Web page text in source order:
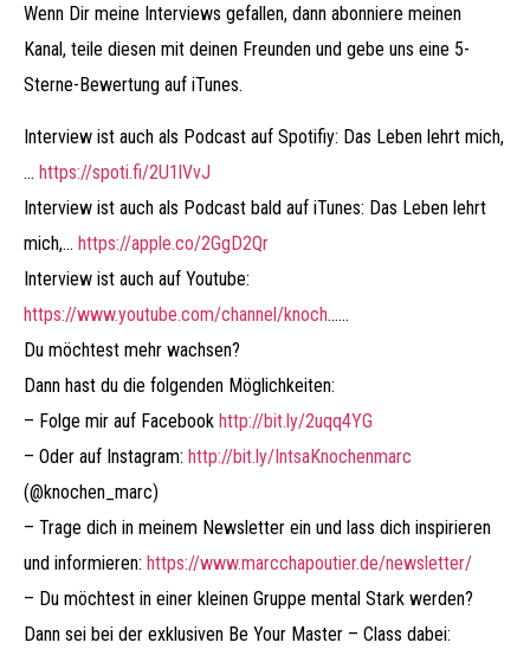
Wenn Dir meine Interviews gefallen, dann abonniere meinen
Kanal, teile diesen mit deinen Freunden und gebe uns eine 5-
Sterne-Bewertung auf iTunes.
Interview ist auch als Podcast auf Spotifiy: Das Leben lehrt mich,
… https://spoti.fi/2U1lVvJ​​​​​​
Interview ist auch als Podcast bald auf iTunes: Das Leben lehrt
mich,… https://apple.co/2GgD2Qr​​​​​​
Interview ist auch auf Youtube:
https://www.youtube.com/channel/knoch……
Du möchtest mehr wachsen?
Dann hast du die folgenden Möglichkeiten:
– Folge mir auf Facebook http://bit.ly/2uqq4YG​​​​​​
– Oder auf Instagram: http://bit.ly/IntsaKnochenmarc​​​​​​
(@knochen_marc)
– Trage dich in meinem Newsletter ein und lass dich inspirieren
und informieren: https://www.marcchapoutier.de/newsletter/
– Du möchtest in einer kleinen Gruppe mental Stark werden?
Dann sei bei der exklusiven Be Your Master – Class dabei: